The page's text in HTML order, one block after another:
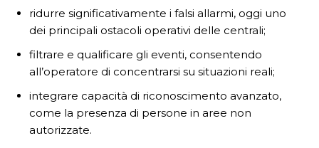
ridurre significativamente i falsi allarmi, oggi uno
dei principali ostacoli operativi delle centrali;
filtrare e qualificare gli eventi, consentendo
all’operatore di concentrarsi su situazioni reali;
integrare capacità di riconoscimento avanzato,
come la presenza di persone in aree non
autorizzate.